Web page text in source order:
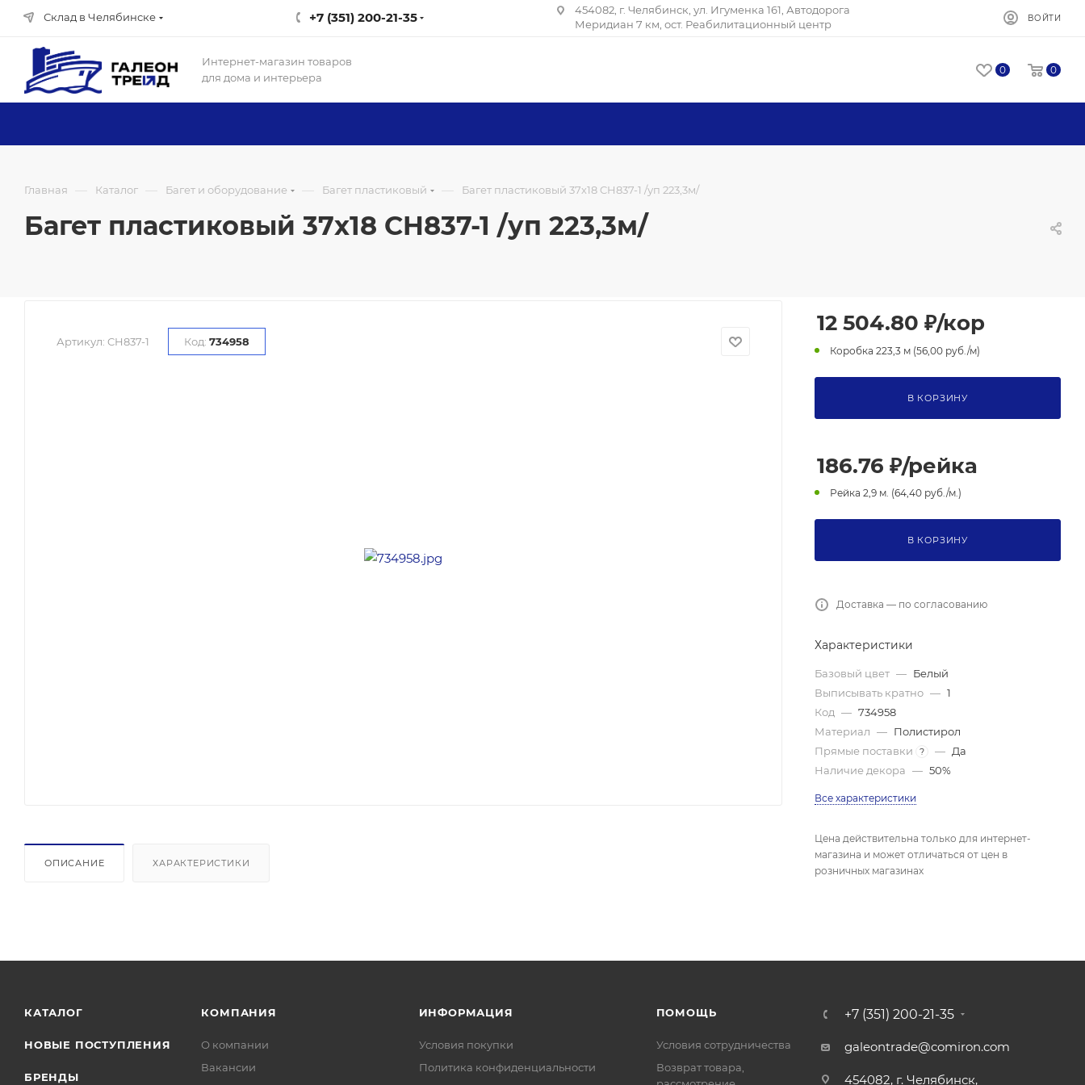
Склад в Челябинске +7 (351) 200-21-35
454082, г. Челябинск, ул. Игуменка 161, Автодорога
Меридиан 7 км, ост. Реабилитационный центр
ВОЙТИ
Интернет-магазин товаров
для дома и интерьера
0 0
Главная — Каталог — Багет и оборудование — Багет пластиковый — Багет пластиковый 37х18 CH837-1 /уп 223,3м/
Багет пластиковый 37х18 CH837-1 /уп 223,3м/
Артикул: CH837-1 Код: 734958
ОПИСАНИЕ ХАРАКТЕРИСТИКИ
12 504.80 ₽/кор
Коробка 223,3 м (56,00 руб./м)
В КОРЗИНУ
186.76 ₽/рейка
Рейка 2,9 м. (64,40 руб./м.)
В КОРЗИНУ
Доставка — по согласованию
Характеристики
Базовый цвет — Белый
Выписывать кратно — 1
Код — 734958
Материал — Полистирол
Прямые поставки
? — Да
Наличие декора — 50%
Все характеристики
Цена действительна только для интернет-
магазина и может отличаться от цен в
розничных магазинах
КАТАЛОГ
НОВЫЕ ПОСТУПЛЕНИЯ
БРЕНДЫ
КОМПАНИЯ
О компании
Вакансии
ИНФОРМАЦИЯ
Условия покупки
Политика конфиденциальности
ПОМОЩЬ
Условия сотрудничества
Возврат товара,
+7 (351) 200-21-35
galeontrade@comiron.com
454082, г. Челябинск,